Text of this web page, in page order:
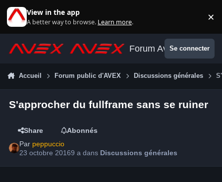
View in the app
A better way to browse. Learn more. ×
Forum AvexSe connecter
Accueil Forum public d'AVEX Discussions générales
S'approcher du fullframe sans se ruiner
Share
Abonnés
Par peppuccio
23 octobre 20169 a dans Discussions générales